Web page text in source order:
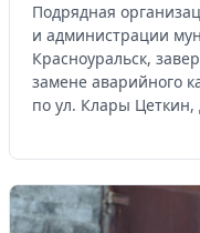
Подрядная
и администрации
Красноуральск,
замене аварийного
по ул. Клары Цеткин,